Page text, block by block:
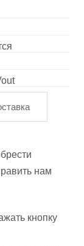
нам
кнопку